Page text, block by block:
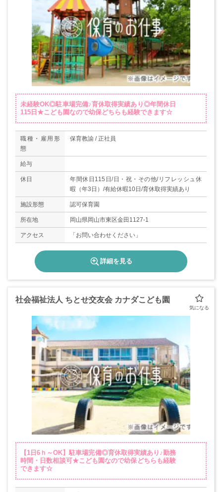
未経験OK◎駐車場完備♪育休取得実績あり◎年間休日
115日★こども園なので幼保どちらも経験できます☆
職種・雇用形
態
保育教諭 / 正社員
給与
休日
年間休日115日/日・祝・その他/リフレッシュ休
暇（年3日）/有給休暇10日/育休取得実績あり
施設形態 認可保育園
所在地 岡山県岡山市東区金田1127-1
アクセス 「お問い合わせください」
詳細を見る
社会福祉法人 ちとせ交友会 カナダこども園
【1日6ｈ～OK】駐車場完備◎育休取得実績あり♪勤務
時間・日数相談可★こども園なので幼保どちらも経験
できます☆